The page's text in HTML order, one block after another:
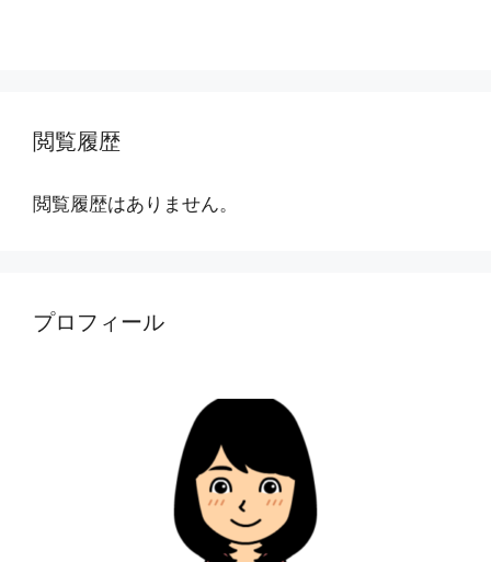
閲覧履歴
閲覧履歴はありません。
プロフィール